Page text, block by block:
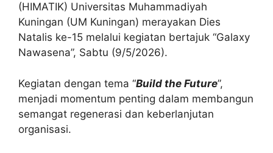
(HIMATIK) Universitas Muhammadiyah
Kuningan (UM Kuningan) merayakan Dies
Natalis ke-15 melalui kegiatan bertajuk “Galaxy
Nawasena”, Sabtu (9/5/2026).
Kegiatan dengan tema “Build the Future”,
menjadi momentum penting dalam membangun
semangat regenerasi dan keberlanjutan
organisasi.